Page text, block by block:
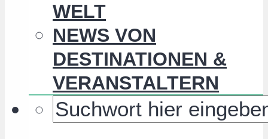
WELT
NEWS VON
DESTINATIONEN &
VERANSTALTERN